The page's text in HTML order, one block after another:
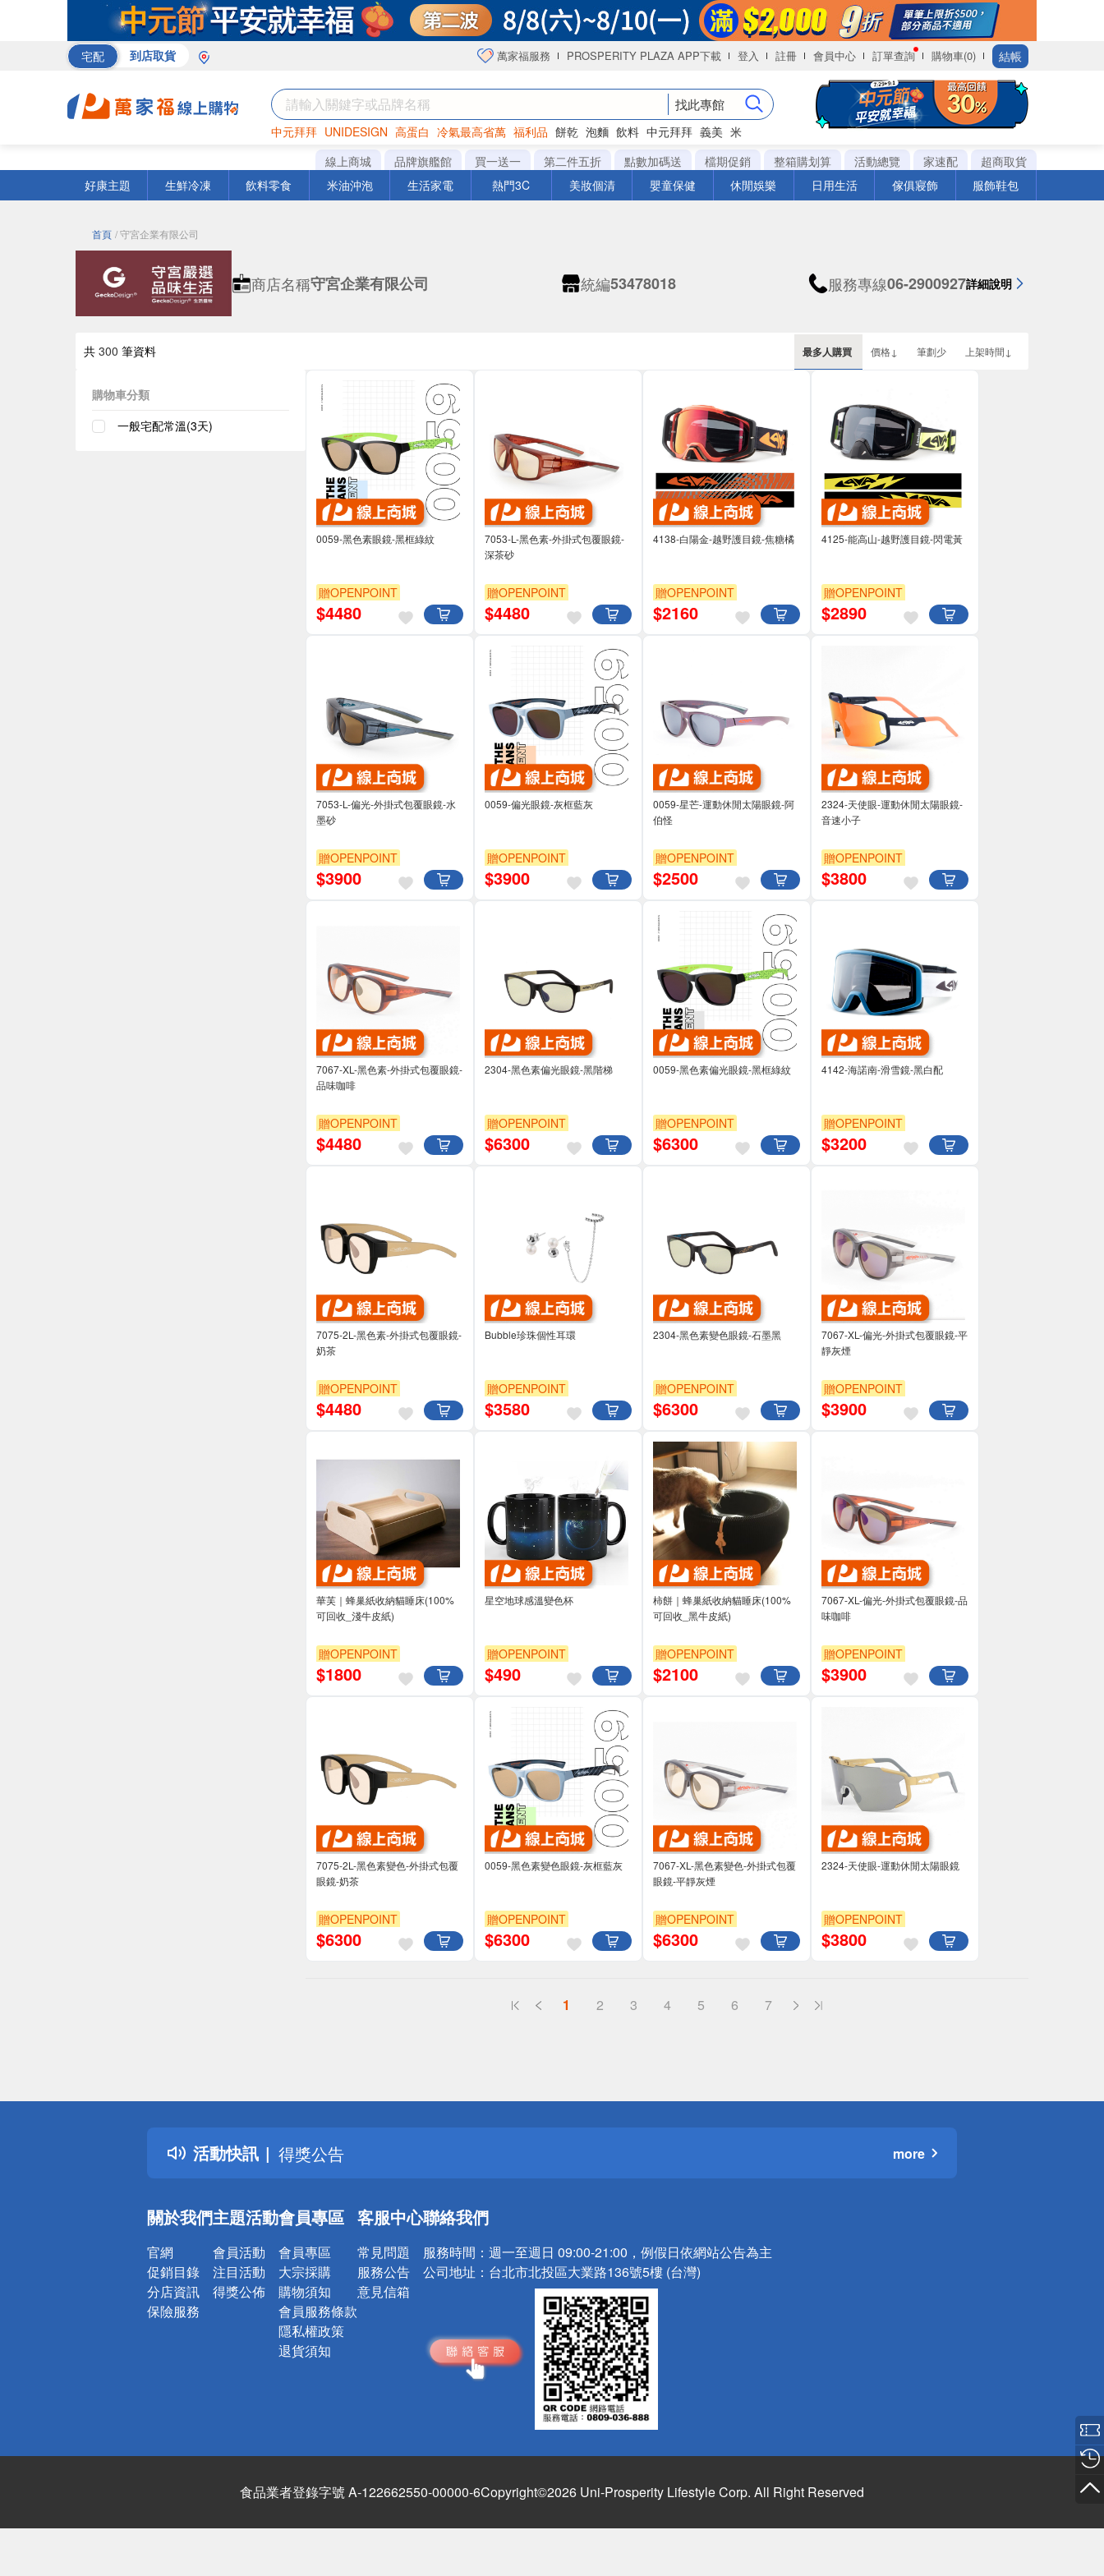
宅配 到店取貨 萬家福服務 PROSPERITY PLAZA APP下載 登入 註冊 會員中心 訂單查詢 購物車(0) 結帳
找此專館
中元拜拜 UNIDESIGN 高蛋白 冷氣最高省萬 福利品 餅乾 泡麵 飲料 中元拜拜 義美 米
罐頭 海苔 洋芋片
線上商城 品牌旗艦館 買一送一 第二件五折 點數加碼送 檔期促銷 整箱購划算 活動總覽 家速配
超商取貨
好康主題
生鮮冷凍 飲料零食 米油沖泡 生活家電 熱門3C 美妝個清 嬰童保健 休閒娛樂 日用生活 傢俱寢飾 服飾鞋包
首頁 / 守宮企業有限公司
商店名稱守宮企業有限公司 統編53478018 服務專線06-2900927詳細說明
共 300 筆資料 最多人購買 價格↓ 筆劃少 上架時間↓
購物車分類
一般宅配常溫(3天)
0059-黑色素眼鏡-黑框綠紋
贈OPENPOINT
$4480
7053-L-黑色素-外掛式包覆眼鏡-
深茶砂
贈OPENPOINT
$4480
4138-白陽金-越野護目鏡-焦糖橘
贈OPENPOINT
$2160
4125-能高山-越野護目鏡-閃電黃
贈OPENPOINT
$2890
7053-L-偏光-外掛式包覆眼鏡-水
墨砂
贈OPENPOINT
$3900
0059-偏光眼鏡-灰框藍灰
贈OPENPOINT
$3900
0059-星芒-運動休閒太陽眼鏡-阿
伯怪
贈OPENPOINT
$2500
2324-天使眼-運動休閒太陽眼鏡-
音速小子
贈OPENPOINT
$3800
7067-XL-黑色素-外掛式包覆眼鏡-
品味咖啡
贈OPENPOINT
$4480
2304-黑色素偏光眼鏡-黑階梯
贈OPENPOINT
$6300
0059-黑色素偏光眼鏡-黑框綠紋
贈OPENPOINT
$6300
4142-海諾南-滑雪鏡-黑白配
贈OPENPOINT
$3200
7075-2L-黑色素-外掛式包覆眼鏡-
奶茶
贈OPENPOINT
$4480
Bubble珍珠個性耳環
贈OPENPOINT
$3580
2304-黑色素變色眼鏡-石墨黑
贈OPENPOINT
$6300
7067-XL-偏光-外掛式包覆眼鏡-平
靜灰煙
贈OPENPOINT
$3900
華芙｜蜂巢紙收納貓睡床(100%
可回收_淺牛皮紙)
贈OPENPOINT
$1800
星空地球感溫變色杯
贈OPENPOINT
$490
柿餅｜蜂巢紙收納貓睡床(100%
可回收_黑牛皮紙)
贈OPENPOINT
$2100
7067-XL-偏光-外掛式包覆眼鏡-品
味咖啡
贈OPENPOINT
$3900
7075-2L-黑色素變色-外掛式包覆
眼鏡-奶茶
贈OPENPOINT
$6300
0059-黑色素變色眼鏡-灰框藍灰
贈OPENPOINT
$6300
7067-XL-黑色素變色-外掛式包覆
眼鏡-平靜灰煙
贈OPENPOINT
$6300
2324-天使眼-運動休閒太陽眼鏡
贈OPENPOINT
$3800
1 2 3 4 5 6 7
活動快訊
詐騙網頁！請小心！
得獎公告
熱門話題
銀行優惠
詐騙網頁！請小心！
more
關於我們
官網
促銷目錄
分店資訊
保險服務
主題活動
會員活動
注目活動
得獎公佈
會員專區
會員專區
大宗採購
購物須知
會員服務條款
隱私權政策
退貨須知
客服中心
常見問題
服務公告
意見信箱
聯絡我們
服務時間： 週一至週日 09:00-21:00，例假日依網站公告為主
公司地址： 台北市北投區大業路136號5樓 (台灣)
食品業者登錄字號 A-122662550-00000-6Copyright©2026 Uni-Prosperity Lifestyle Corp. All Right Reserved